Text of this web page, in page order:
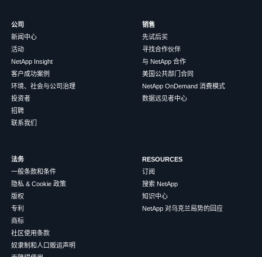
公司
新闻中心
活动
NetApp Insight
客户成功案例
环境、社会与公司治理
投资者
招聘
联系我们
销售
先试后买
寻找合作伙伴
与 NetApp 合作
美国公共部门合同
NetApp OnDemand 消费模式
数据远见者中心
法务
一般条款和条件
隐私 & Cookie 政策
版权
专利
商标
社区使用条款
奴隶制和人口贩运声明
RESOURCES
订阅
搜索 NetApp
知识中心
NetApp 对乌克兰局势的回应